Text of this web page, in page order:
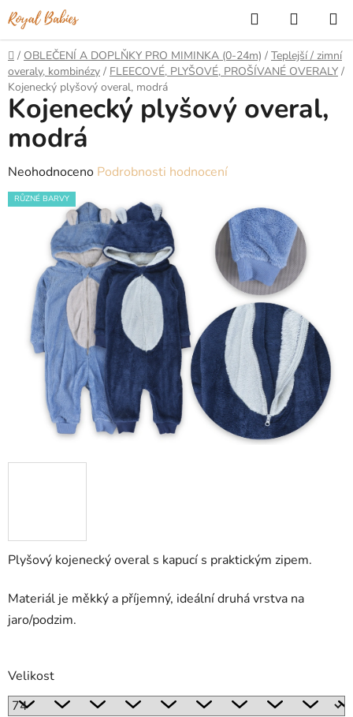
Přejít
na
obsah
Hledat
KOŠÍK
Domů
/ OBLEČENÍ A DOPLŇKY PRO MIMINKA (0-24m) / Teplejší / zimní
overaly, kombinézy / FLEECOVÉ, PLYŠOVÉ, PROŠÍVANÉ OVERALY /
Kojenecký plyšový overal, modrá
Plyšový kojenecký overal s kapucí s praktickým zipem.
Materiál je měkký a příjemný, ideální druhá vrstva na
jaro/podzim.
Velikost
Kojenecký plyšový overal,
modrá
Průměrné
hodnocení
hvězdiček.
Neohodnoceno Podrobnosti hodnocení
RŮZNÉ BARVY